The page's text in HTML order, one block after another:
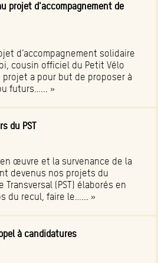
projet d'accompagnement de
d’accompagnement solidaire
cousin officiel du Petit Vélo
projet a pour but de proposer à
futurs…... »
du PST
œuvre et la survenance de la
devenus nos projets du
Transversal (PST) élaborés en
du recul, faire le…... »
à candidatures